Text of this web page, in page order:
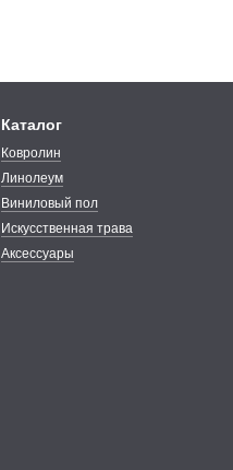
Каталог
Ковролин
Линолеум
Виниловый пол
Искусственная трава
Аксессуары